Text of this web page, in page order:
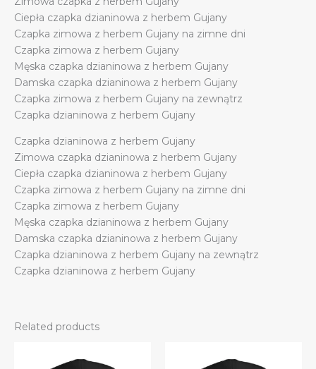
Ciepła czapka dzianinowa z herbem Gujany
Czapka zimowa z herbem Gujany na zimne dni
Czapka zimowa z herbem Gujany
Męska czapka dzianinowa z herbem Gujany
Damska czapka dzianinowa z herbem Gujany
Czapka zimowa z herbem Gujany na zewnątrz
Czapka dzianinowa z herbem Gujany
Czapka dzianinowa z herbem Gujany
Zimowa czapka dzianinowa z herbem Gujany
Ciepła czapka dzianinowa z herbem Gujany
Czapka zimowa z herbem Gujany na zimne dni
Czapka zimowa z herbem Gujany
Męska czapka dzianinowa z herbem Gujany
Damska czapka dzianinowa z herbem Gujany
Czapka dzianinowa z herbem Gujany na zewnątrz
Czapka dzianinowa z herbem Gujany
Related products